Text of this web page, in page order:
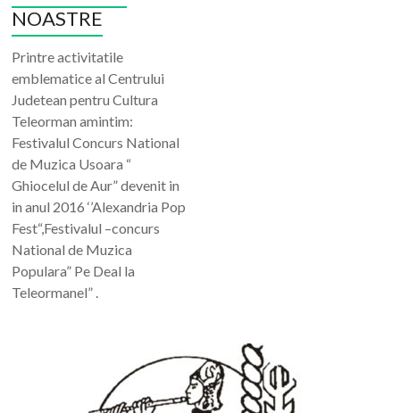
NOASTRE
Printre activitatile
emblematice al Centrului
Judetean pentru Cultura
Teleorman amintim:
Festivalul Concurs National
de Muzica Usoara “
Ghiocelul de Aur” devenit in
in anul 2016 ‘’Alexandria Pop
Fest“,Festivalul –concurs
National de Muzica
Populara” Pe Deal la
Teleormanel” .